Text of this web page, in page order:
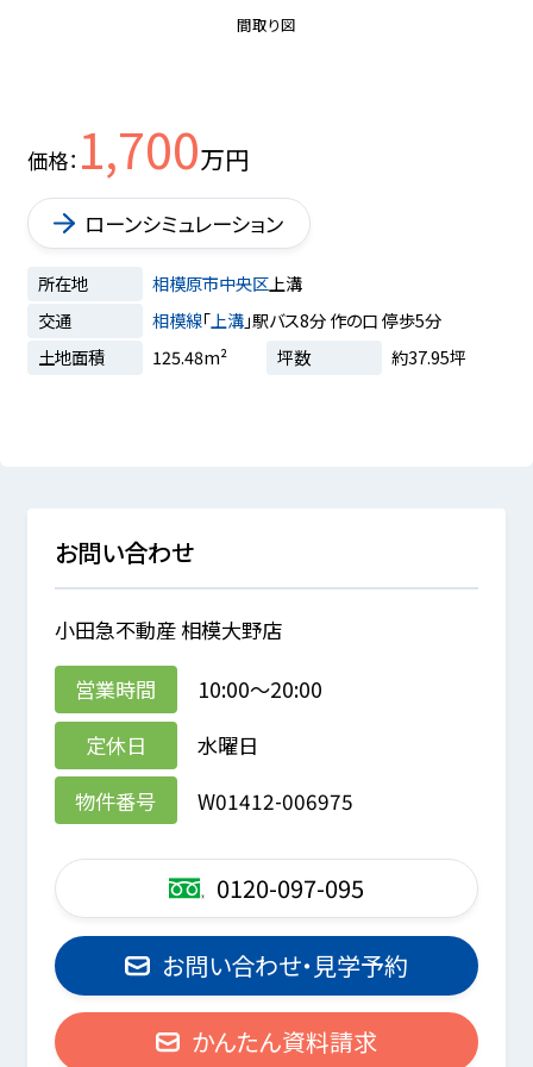
間取り図
価格 1,700万円
ローンシミュレーション
所在地 相模原市中央区上溝
交通
相模線「上溝」駅バス8分 作の口 停歩5分
土地面積
125.48m² 坪数 約37.95坪
お問い合わせ
小田急不動産 相模大野店
営業時間
10:00～20:00
定休日
水曜日
物件番号
W01412-006975
0120-097-095
お問い合わせ・見学予約
かんたん資料請求